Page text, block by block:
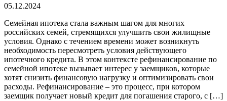
05.12.2024
Семейная ипотека стала важным шагом для многих
российских семей, стремящихся улучшить свои жилищные
условия. Однако с течением времени может возникнуть
необходимость пересмотреть условия действующего
ипотечного кредита. В этом контексте рефинансирование по
семейной ипотеке вызывает интерес у заемщиков, которые
хотят снизить финансовую нагрузку и оптимизировать свои
расходы. Рефинансирование – это процесс, при котором
заемщик получает новый кредит для погашения старого, с […]